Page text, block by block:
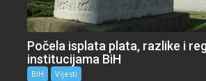
Počela isplata plata, razlike i
institucijama BiH
BiH Vijesti